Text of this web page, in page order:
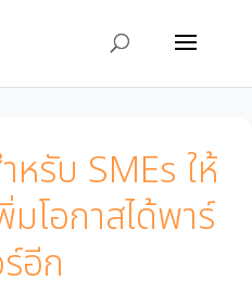
หรับ SMEs ให้
โอกาสได้พาร์
อีก